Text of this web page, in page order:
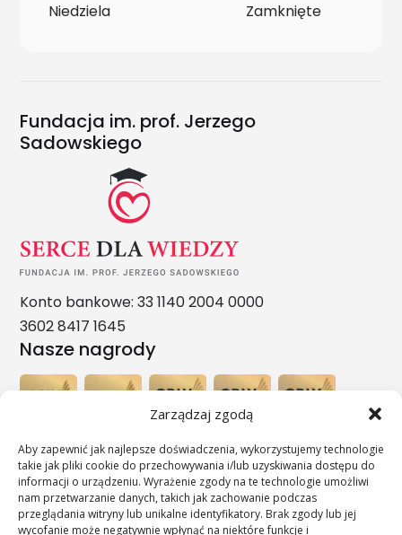
Zarządzaj zgodą
Aby zapewnić jak najlepsze doświadczenia, wykorzystujemy technologie
takie jak pliki cookie do przechowywania i/lub uzyskiwania dostępu do
informacji o urządzeniu. Wyrażenie zgody na te technologie umożliwi
nam przetwarzanie danych, takich jak zachowanie podczas
przeglądania witryny lub unikalne identyfikatory. Brak zgody lub jej
wycofanie może negatywnie wpłynąć na niektóre funkcje i
Niedziela
Zamknięte
Fundacja im. prof. Jerzego
Sadowskiego
Konto bankowe: 33 1140 2004 0000
3602 8417 1645
Nasze nagrody